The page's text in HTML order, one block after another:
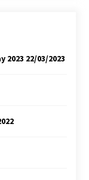
2023 22/03/2023